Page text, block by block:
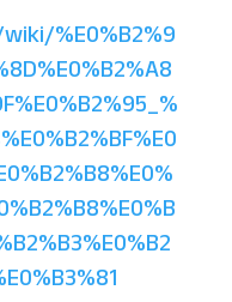
%E0%B2%9